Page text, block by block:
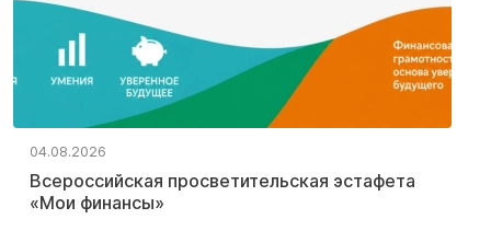
04.08.2026
Всероссийская просветительская эстафета
«Мои финансы»